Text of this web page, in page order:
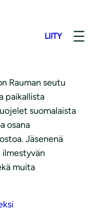
LIITY
Rauman seutu
paikallista
suomalaista
osana
Jäsenenä
ilmestyvän
muita